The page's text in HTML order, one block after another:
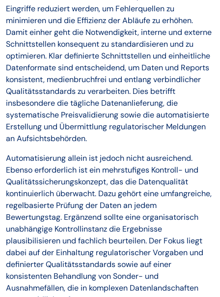
Eingriffe reduziert werden, um Fehlerquellen zu
minimieren und die Effizienz der Abläufe zu erhöhen.
Damit einher geht die Notwendigkeit, interne und externe
Schnittstellen konsequent zu standardisieren und zu
optimieren. Klar definierte Schnittstellen und einheitliche
Datenformate sind entscheidend, um Daten und Reports
konsistent, medienbruchfrei und entlang verbindlicher
Qualitätsstandards zu verarbeiten. Dies betrifft
insbesondere die tägliche Datenanlieferung, die
systematische Preisvalidierung sowie die automatisierte
Erstellung und Übermittlung regulatorischer Meldungen
an Aufsichtsbehörden.
Automatisierung allein ist jedoch nicht ausreichend.
Ebenso erforderlich ist ein mehrstufiges Kontroll- und
Qualitätssicherungskonzept, das die Datenqualität
kontinuierlich überwacht. Dazu gehört eine umfangreiche,
regelbasierte Prüfung der Daten an jedem
Bewertungstag. Ergänzend sollte eine organisatorisch
unabhängige Kontrollinstanz die Ergebnisse
plausibilisieren und fachlich beurteilen. Der Fokus liegt
dabei auf der Einhaltung regulatorischer Vorgaben und
definierter Qualitätsstandards sowie auf einer
konsistenten Behandlung von Sonder- und
Ausnahmefällen, die in komplexen Datenlandschaften